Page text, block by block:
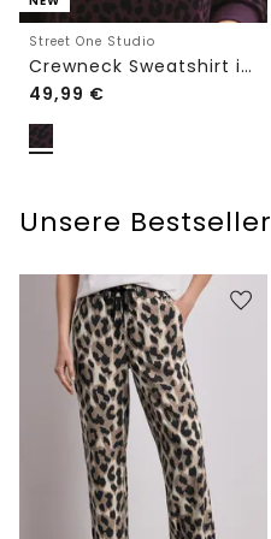
Street One Studio
Crewneck Sweatshirt im Loose Fit
49,99 €
Unsere Bestseller